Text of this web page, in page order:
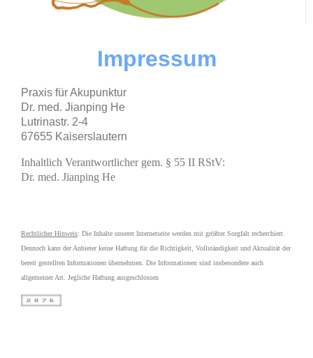
Impressum
Praxis für Akupunktur
Dr. med. Jianping He
Lutrinastr. 2-4
67655 Kaiserslautern
Inhaltlich Verantwortlicher gem. § 55 II RStV:
Dr. med. Jianping He
Rechtlicher Hinweis: Die Inhalte unserer Internetseite werden mit größter Sorgfalt recherchiert.
Dennoch kann der Anbieter keine Haftung für die Richtigkeit, Vollständigkeit und Aktualität der
bereit gestellten Informationen übernehmen. Die Informationen sind insbesondere auch
allgemeiner Art. Jegliche Haftung ausgeschlossen